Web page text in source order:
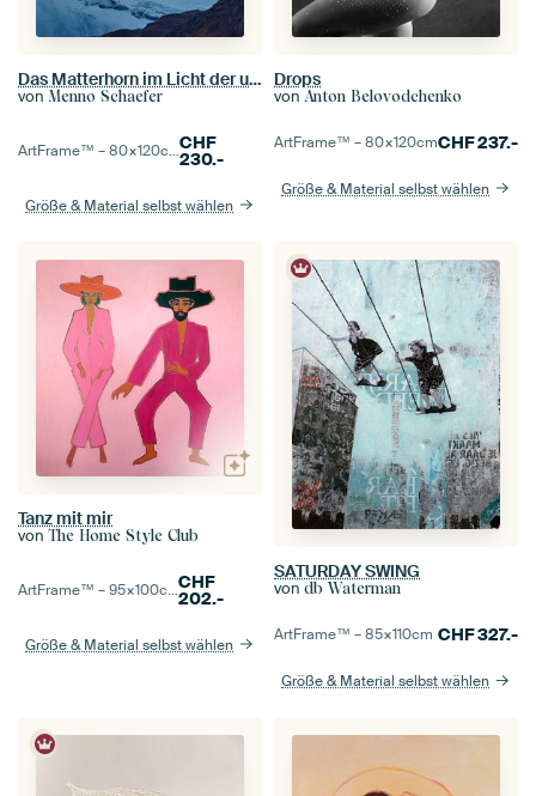
Das Matterhorn im Licht der untergehenden Sonne
von Menno Schaefer
ArtFrame™ –80×120cm CHF
230.-
Größe & Material selbst wählen
Drops
von Anton Belovodchenko
ArtFrame™ –80×120cmCHF237.-
Größe & Material selbst wählen
Tanz mit mir
von The Home Style Club
ArtFrame™ –95×100cm CHF
202.-
Größe & Material selbst wählen
SATURDAY SWING
von db Waterman
ArtFrame™ –85×110cm CHF327.-
Größe & Material selbst wählen